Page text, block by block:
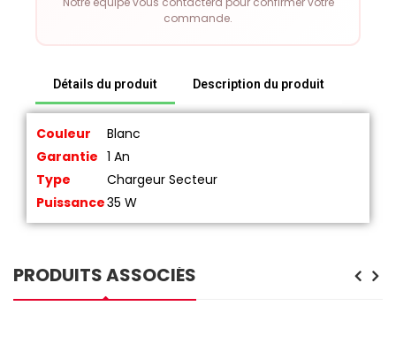
commande.
Détails du produit Description du produit
Couleur
Blanc
Garantie 1 An
Type
Chargeur Secteur
Puissance35 W
PRODUITS ASSOCIÉS